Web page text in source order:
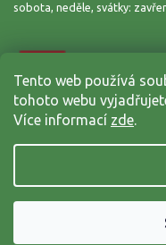
Tento web používá
tohoto webu
Více informací zde.
sobota, neděle, svátky:
Zahrada